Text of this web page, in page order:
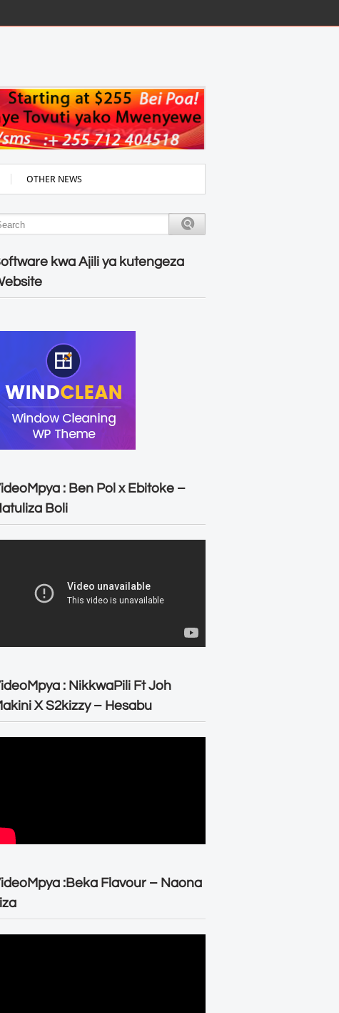
OTHER NEWS
kwa Ajili ya kutengeza
: Ben Pol x Ebitoke –
Boli
: NikkwaPili Ft Joh
X S2kizzy – Hesabu
:Beka Flavour – Naona